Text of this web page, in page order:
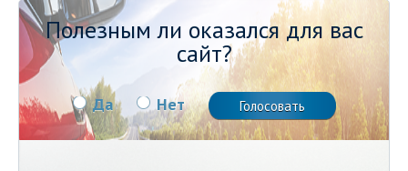
Полезным ли оказался для вас
сайт?
Да Нет